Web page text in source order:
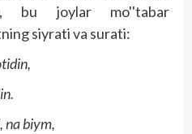
bu joylar mo''tabar
siyrati va surati:
na biym,